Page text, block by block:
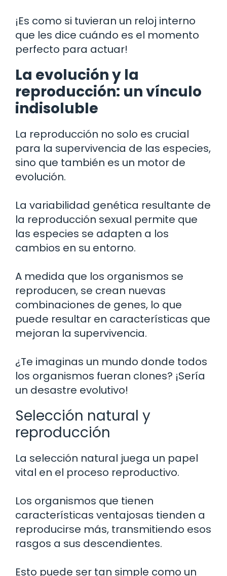
¡Es como si tuvieran un reloj interno
que les dice cuándo es el momento
perfecto para actuar!
La evolución y la
reproducción: un vínculo
indisoluble
La reproducción no solo es crucial
para la supervivencia de las especies,
sino que también es un motor de
evolución.
La variabilidad genética resultante de
la reproducción sexual permite que
las especies se adapten a los
cambios en su entorno.
A medida que los organismos se
reproducen, se crean nuevas
combinaciones de genes, lo que
puede resultar en características que
mejoran la supervivencia.
¿Te imaginas un mundo donde todos
los organismos fueran clones? ¡Sería
un desastre evolutivo!
Selección natural y
reproducción
La selección natural juega un papel
vital en el proceso reproductivo.
Los organismos que tienen
características ventajosas tienden a
reproducirse más, transmitiendo esos
rasgos a sus descendientes.
Esto puede ser tan simple como un